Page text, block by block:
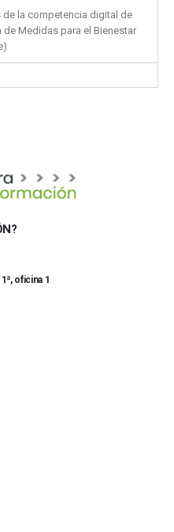
la competencia digital de
Medidas para el Bienestar
oficina 1